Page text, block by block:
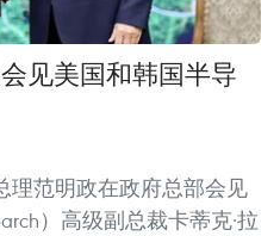
见美国和韩国半导
理范明政在政府总部会见
）高级副总裁卡蒂克·拉